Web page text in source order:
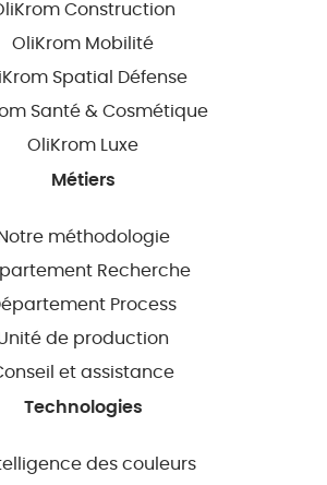
Construction
OliKrom Mobilité
Spatial Défense
Santé & Cosmétique
OliKrom Luxe
Métiers
Notre méthodologie
Recherche
Process
de production
et assistance
Technologies
des couleurs